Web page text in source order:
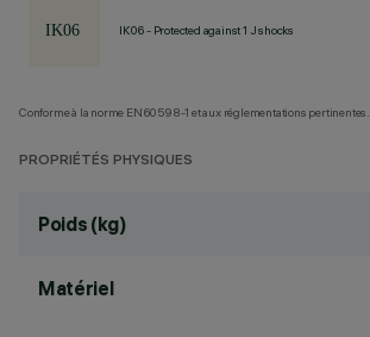
IK06 - Protected against 1 J shocks
Conforme à la norme EN60598-1 et aux réglementations pertinentes.
PROPRIÉTÉS PHYSIQUES
Poids (kg)
Matériel